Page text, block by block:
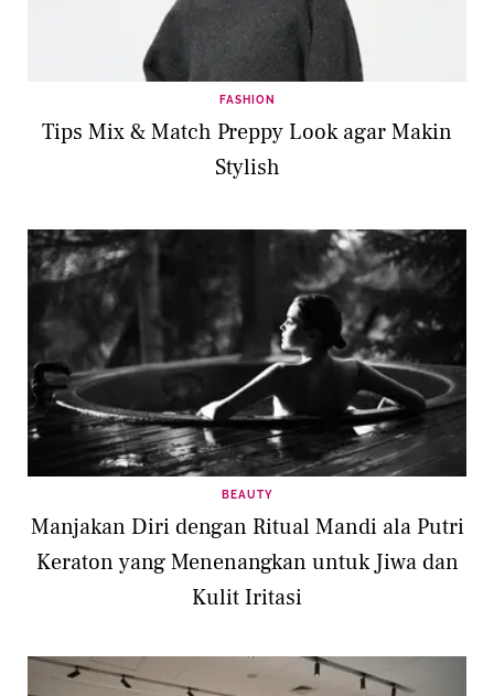
FASHION
Tips Mix & Match Preppy Look agar Makin
Stylish
BEAUTY
Manjakan Diri dengan Ritual Mandi ala Putri
Keraton yang Menenangkan untuk Jiwa dan
Kulit Iritasi